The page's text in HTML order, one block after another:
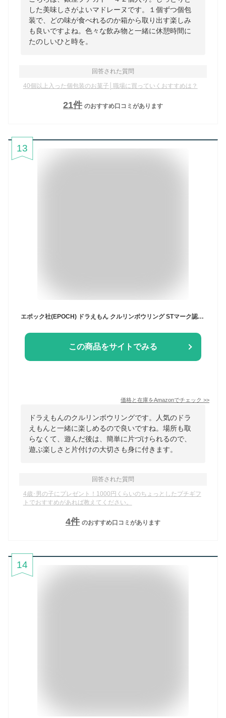
した美味しさがよいマドレーヌです。１個ずつ個包
装で、どの味が食べれるのか箱から取り出す楽しみ
も良いですよね。色々な飲み物と一緒に休憩時間に
たのしいひと時を。
回答された質問
40個以上入った個包装のお菓子│職場に買っていくおすすめは？
21件 のおすすめ口コミがあります
13
この商品をサイトでみる
価格と在庫をAmazonでチェック >>
ドラえもんのクルリンボウリングです。人気のドラ
えもんと一緒に楽しめるので良いですね。場所も取
らなくて、遊んだ後は、簡単に片づけられるので、
遊ぶ楽しさと片付けの大切さも身に付きます。
回答された質問
4歳･男の子にプレゼント！1000円くらいのちょっとしたプチギフ
トでおすすめがあれば教えてください。
4件 のおすすめ口コミがあります
14